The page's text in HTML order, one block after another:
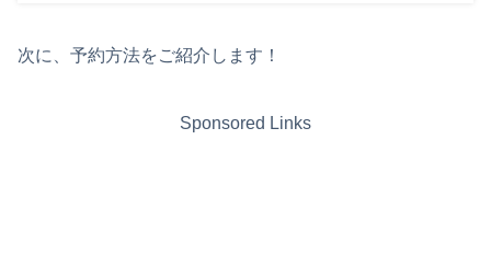
次に、予約方法をご紹介します！
Sponsored Links